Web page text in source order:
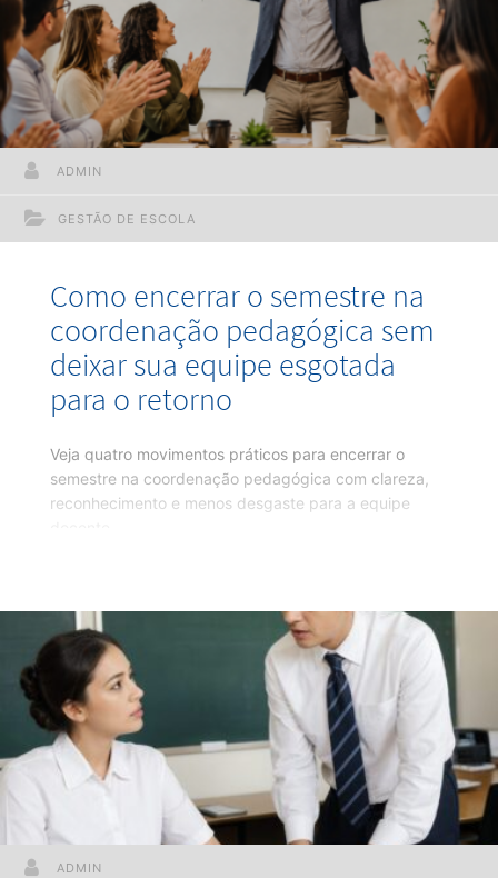
GESTÃO DE ESCOLA
ADMIN
Como encerrar o semestre na
coordenação pedagógica sem
deixar sua equipe esgotada
para o retorno
Veja quatro movimentos práticos para encerrar o
semestre na coordenação pedagógica com clareza,
reconhecimento e menos desgaste para a equipe
ADMIN